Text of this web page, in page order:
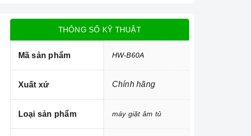
THÔNG SỐ KỸ THUẬT
Mã sản phẩm HW-B60A
Xuất xứ Chính hãng
Loại sản phẩm máy giặt âm tủ